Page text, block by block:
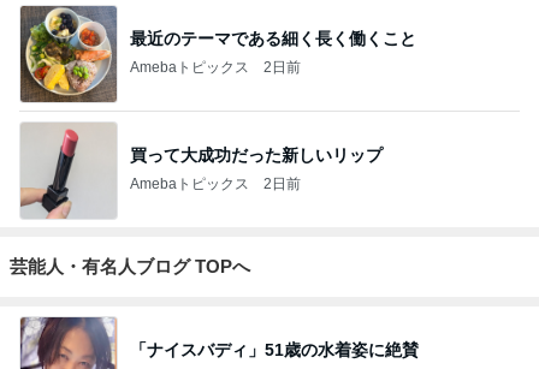
最近のテーマである細く長く働くこと
Amebaトピックス 2日前
買って大成功だった新しいリップ
Amebaトピックス 2日前
芸能人・有名人ブログ TOPへ
「ナイスバディ」51歳の水着姿に絶賛